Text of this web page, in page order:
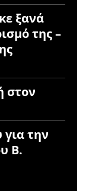
ξανά
της –
στον
για την
Β.